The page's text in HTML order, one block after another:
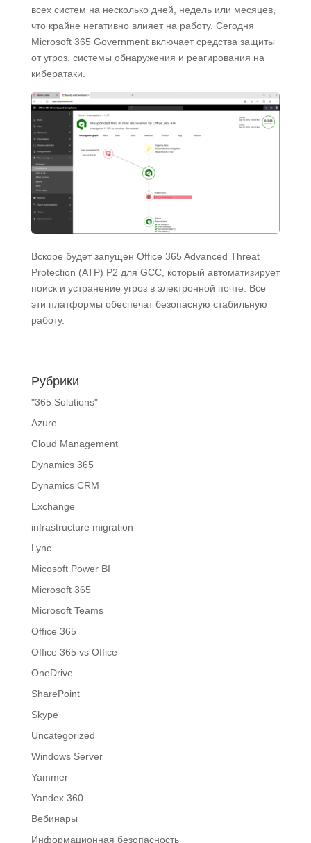
всех систем на несколько дней, недель или месяцев,
что крайне негативно влияет на работу. Сегодня
Microsoft 365 Government включает средства защиты
от угроз, системы обнаружения и реагирования на
кибератаки.
Вскоре будет запущен Office 365 Advanced Threat
Protection (ATP) P2 для GCC, который автоматизирует
поиск и устранение угроз в электронной почте. Все
эти платформы обеспечат безопасную стабильную
работу.
Рубрики
"365 Solutions"
Azure
Cloud Management
Dynamics 365
Dynamics CRM
Exchange
infrastructure migration
Lync
Micosoft Power BI
Microsoft 365
Microsoft Teams
Office 365
Office 365 vs Office
OneDrive
SharePoint
Skype
Uncategorized
Windows Server
Yammer
Yandex 360
Вебинары
Информационная безопасность